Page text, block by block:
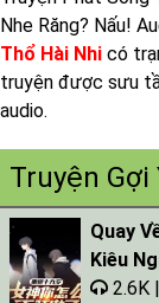
Nhe Răng? Nấu!
Thổ Hài Nhi có
truyện được sưu
audio.
Truyện Gợi
Quay
Kiêu
2.6K |